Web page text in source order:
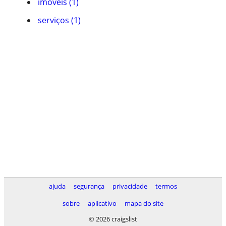
serviços (1)
ajuda segurança privacidade
termos
sobre
aplicativo
mapa do site
© 2026 craigslist